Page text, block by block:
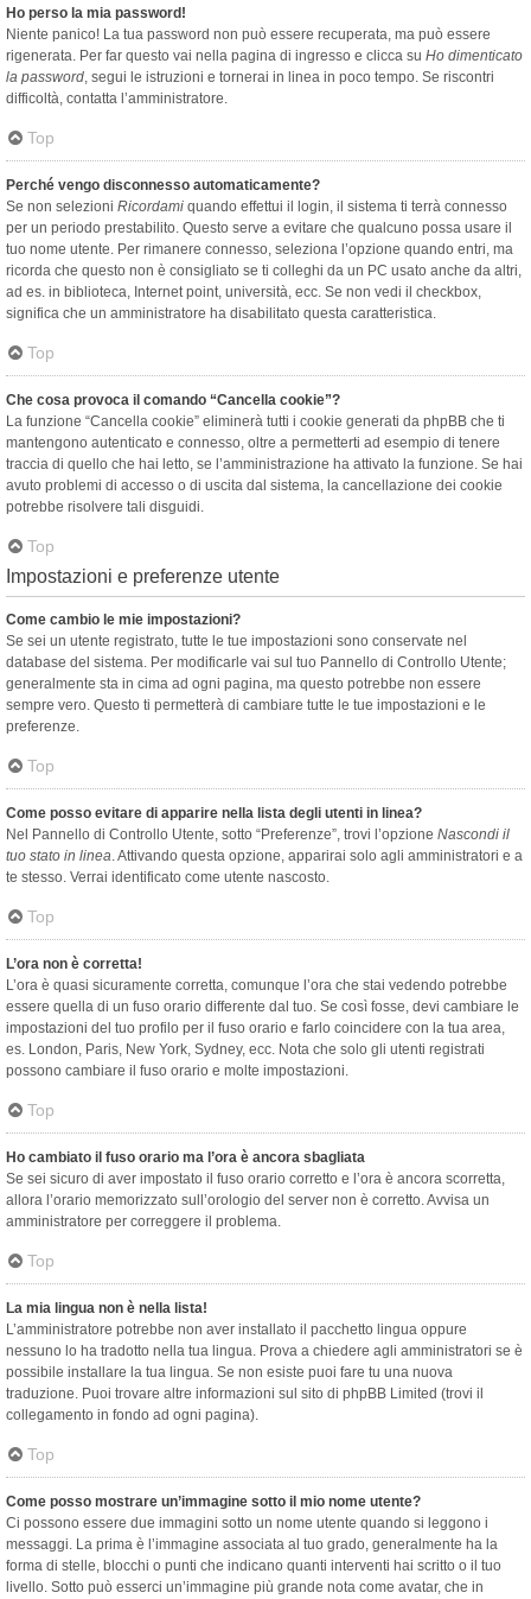
Ho perso la mia password!
Niente panico! La tua password non può essere recuperata, ma può essere
rigenerata. Per far questo vai nella pagina di ingresso e clicca su Ho dimenticato
la password, segui le istruzioni e tornerai in linea in poco tempo. Se riscontri
difficoltà, contatta l’amministratore.
Top
Perché vengo disconnesso automaticamente?
Se non selezioni Ricordami quando effettui il login, il sistema ti terrà connesso
per un periodo prestabilito. Questo serve a evitare che qualcuno possa usare il
tuo nome utente. Per rimanere connesso, seleziona l’opzione quando entri, ma
ricorda che questo non è consigliato se ti colleghi da un PC usato anche da altri,
ad es. in biblioteca, Internet point, università, ecc. Se non vedi il checkbox,
significa che un amministratore ha disabilitato questa caratteristica.
Top
Che cosa provoca il comando “Cancella cookie”?
La funzione “Cancella cookie” eliminerà tutti i cookie generati da phpBB che ti
mantengono autenticato e connesso, oltre a permetterti ad esempio di tenere
traccia di quello che hai letto, se l’amministrazione ha attivato la funzione. Se hai
avuto problemi di accesso o di uscita dal sistema, la cancellazione dei cookie
potrebbe risolvere tali disguidi.
Top
Impostazioni e preferenze utente
Come cambio le mie impostazioni?
Se sei un utente registrato, tutte le tue impostazioni sono conservate nel
database del sistema. Per modificarle vai sul tuo Pannello di Controllo Utente;
generalmente sta in cima ad ogni pagina, ma questo potrebbe non essere
sempre vero. Questo ti permetterà di cambiare tutte le tue impostazioni e le
preferenze.
Top
Come posso evitare di apparire nella lista degli utenti in linea?
Nel Pannello di Controllo Utente, sotto “Preferenze”, trovi l’opzione Nascondi il
tuo stato in linea. Attivando questa opzione, apparirai solo agli amministratori e a
te stesso. Verrai identificato come utente nascosto.
Top
L’ora non è corretta!
L’ora è quasi sicuramente corretta, comunque l’ora che stai vedendo potrebbe
essere quella di un fuso orario differente dal tuo. Se così fosse, devi cambiare le
impostazioni del tuo profilo per il fuso orario e farlo coincidere con la tua area,
es. London, Paris, New York, Sydney, ecc. Nota che solo gli utenti registrati
possono cambiare il fuso orario e molte impostazioni.
Top
Ho cambiato il fuso orario ma l’ora è ancora sbagliata
Se sei sicuro di aver impostato il fuso orario corretto e l’ora è ancora scorretta,
allora l’orario memorizzato sull’orologio del server non è corretto. Avvisa un
amministratore per correggere il problema.
Top
La mia lingua non è nella lista!
L’amministratore potrebbe non aver installato il pacchetto lingua oppure
nessuno lo ha tradotto nella tua lingua. Prova a chiedere agli amministratori se è
possibile installare la tua lingua. Se non esiste puoi fare tu una nuova
traduzione. Puoi trovare altre informazioni sul sito di phpBB Limited (trovi il
collegamento in fondo ad ogni pagina).
Top
Come posso mostrare un’immagine sotto il mio nome utente?
Ci possono essere due immagini sotto un nome utente quando si leggono i
messaggi. La prima è l’immagine associata al tuo grado, generalmente ha la
forma di stelle, blocchi o punti che indicano quanti interventi hai scritto o il tuo
livello. Sotto può esserci un’immagine più grande nota come avatar, che in